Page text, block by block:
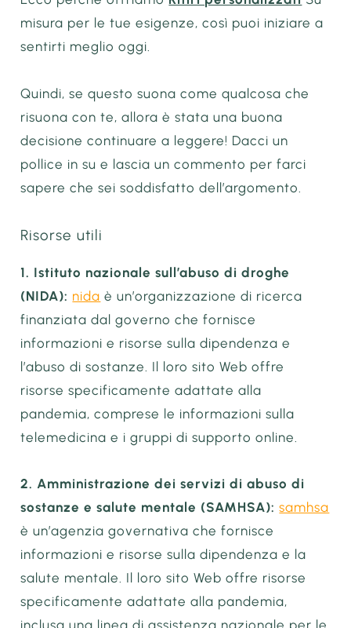
misura per le tue esigenze, così puoi iniziare a
sentirti meglio oggi.
Quindi, se questo suona come qualcosa che
risuona con te, allora è stata una buona
decisione continuare a leggere! Dacci un
pollice in su e lascia un commento per farci
sapere che sei soddisfatto dell’argomento.
Risorse utili
1. Istituto nazionale sull’abuso di droghe
(NIDA): nida è un’organizzazione di ricerca
finanziata dal governo che fornisce
informazioni e risorse sulla dipendenza e
l’abuso di sostanze. Il loro sito Web offre
risorse specificamente adattate alla
pandemia, comprese le informazioni sulla
telemedicina e i gruppi di supporto online.
2. Amministrazione dei servizi di abuso di
sostanze e salute mentale (SAMHSA): samhsa
è un’agenzia governativa che fornisce
informazioni e risorse sulla dipendenza e la
salute mentale. Il loro sito Web offre risorse
specificamente adattate alla pandemia,